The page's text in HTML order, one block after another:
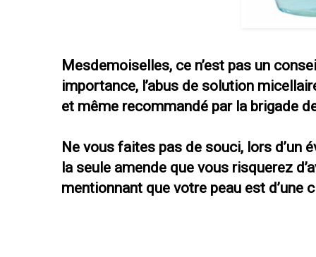
Mesdemoiselles, ce n’est pas un
importance, l’abus de solution
et même recommandé par la brigade
Ne vous faites pas de souci, lors d’un
la seule amende que vous risquerez
mentionnant que votre peau est d’une